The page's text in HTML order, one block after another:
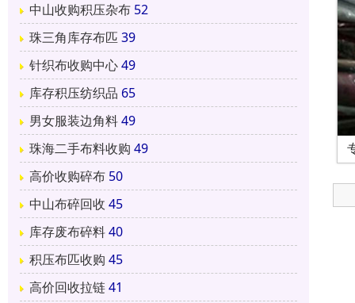
中山收购积压杂布 52
珠三角库存布匹 39
针织布收购中心49
库存积压纺织品 65
男女服装边角料49
珠海二手布料收购 49
高价收购碎布 50
中山布碎回收 45
库存废布碎料40
积压布匹收购 45
高价回收拉链41